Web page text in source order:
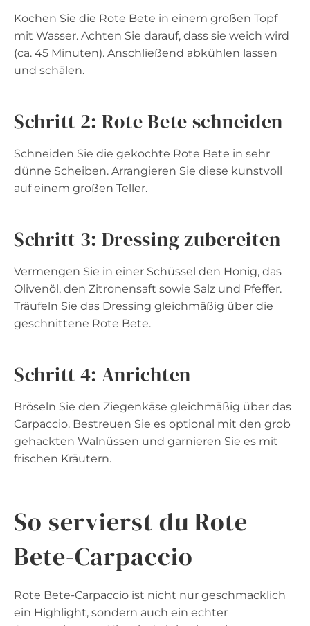
Kochen Sie die Rote Bete in einem großen Topf
mit Wasser. Achten Sie darauf, dass sie weich wird
(ca. 45 Minuten). Anschließend abkühlen lassen
und schälen.
Schritt 2: Rote Bete schneiden
Schneiden Sie die gekochte Rote Bete in sehr
dünne Scheiben. Arrangieren Sie diese kunstvoll
auf einem großen Teller.
Schritt 3: Dressing zubereiten
Vermengen Sie in einer Schüssel den Honig, das
Olivenöl, den Zitronensaft sowie Salz und Pfeffer.
Träufeln Sie das Dressing gleichmäßig über die
geschnittene Rote Bete.
Schritt 4: Anrichten
Bröseln Sie den Ziegenkäse gleichmäßig über das
Carpaccio. Bestreuen Sie es optional mit den grob
gehackten Walnüssen und garnieren Sie es mit
frischen Kräutern.
So servierst du Rote
Bete-Carpaccio
Rote Bete-Carpaccio ist nicht nur geschmacklich
ein Highlight, sondern auch ein echter